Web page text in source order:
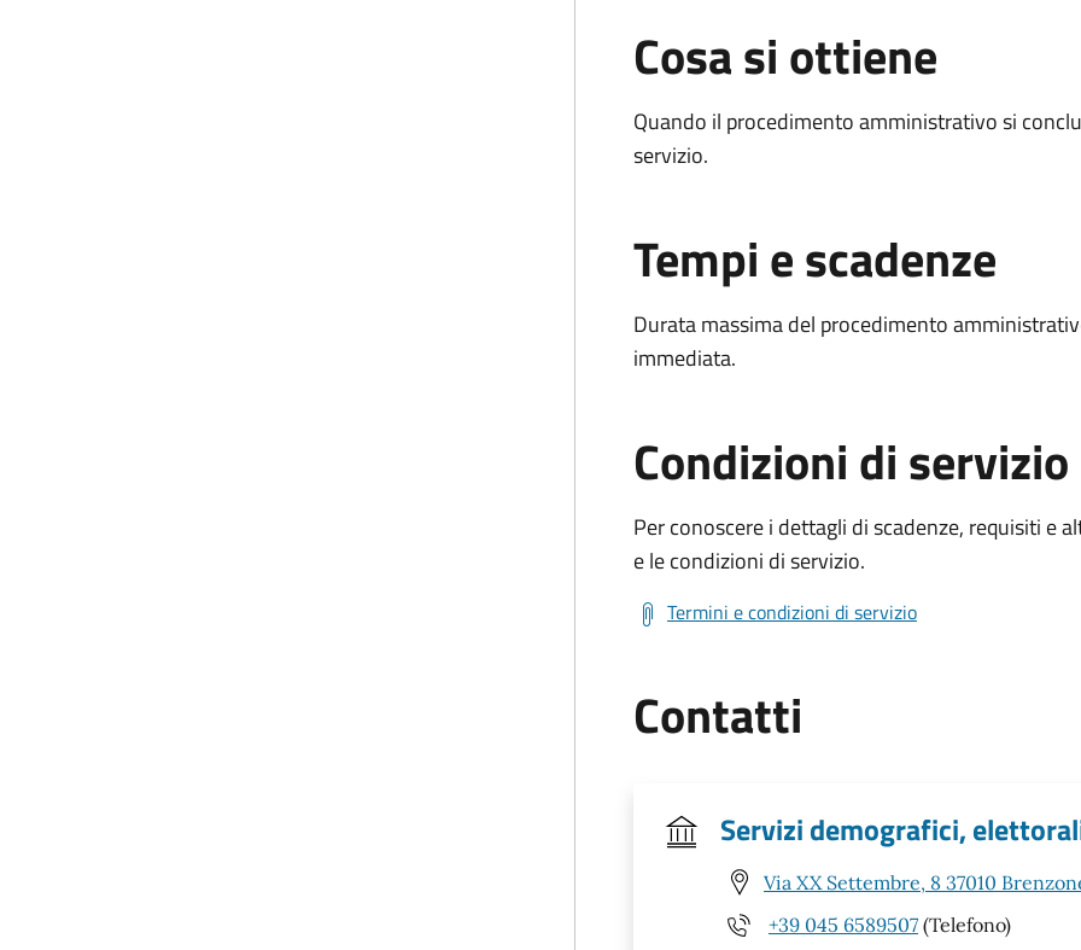
Cosa si ottiene
Quando il procedimento amministrativo si
servizio.
Tempi e scadenze
Durata massima del procedimento
immediata.
Condizioni di servizio
Per conoscere i dettagli di scadenze, requisiti e
e le condizioni di servizio.
Termini e condizioni di servizio
Contatti
Servizi demografici,
Via XX Settembre, 8 37010
+39 045 6589507 (Telefono)